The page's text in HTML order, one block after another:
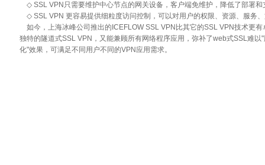
◇ SSL VPN只需要维护中心节点的网关设备，客户端免维护，降低了部署和
◇ SSL VPN 更容易提供细粒度访问控制，可以对用户的权限、资源、服务
如今，上海冰峰公司推出的ICEFLOW SSL VPN比其它的SSL VPN技术更
独特的隧道式SSL VPN，又能兼顾所有网络程序应用，弥补了web式SSL难
化"效果，可满足不同用户不同的VPN应用需求。